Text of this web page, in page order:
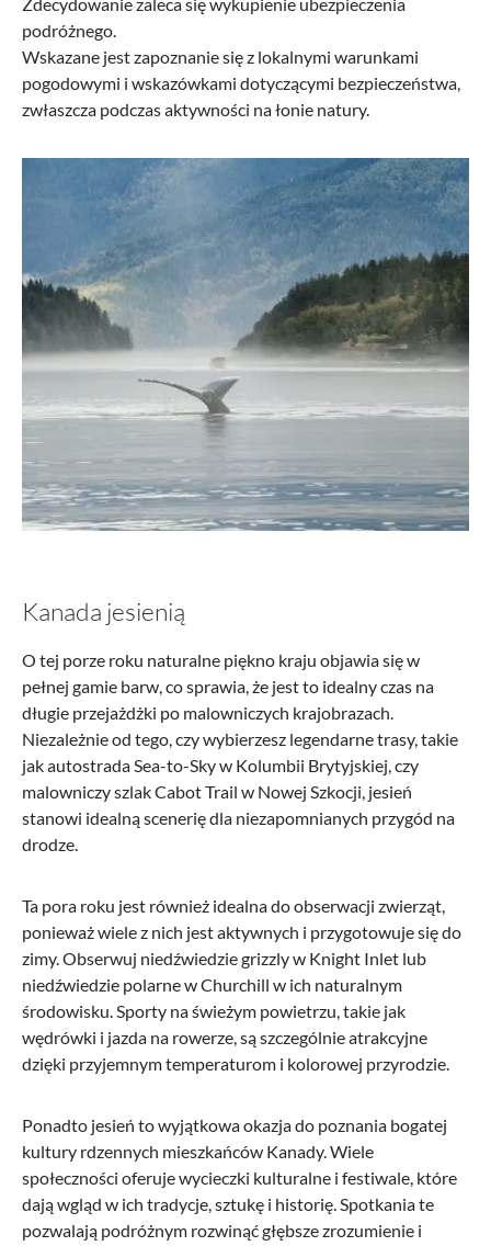
podróżnego.
Wskazane jest zapoznanie się z lokalnymi warunkami
pogodowymi i wskazówkami dotyczącymi bezpieczeństwa,
zwłaszcza podczas aktywności na łonie natury.
Kanada jesienią
O tej porze roku naturalne piękno kraju objawia się w
pełnej gamie barw, co sprawia, że jest to idealny czas na
długie przejażdżki po malowniczych krajobrazach.
Niezależnie od tego, czy wybierzesz legendarne trasy, takie
jak autostrada Sea-to-Sky w Kolumbii Brytyjskiej, czy
malowniczy szlak Cabot Trail w Nowej Szkocji, jesień
stanowi idealną scenerię dla niezapomnianych przygód na
drodze.
Ta pora roku jest również idealna do obserwacji zwierząt,
ponieważ wiele z nich jest aktywnych i przygotowuje się do
zimy. Obserwuj niedźwiedzie grizzly w Knight Inlet lub
niedźwiedzie polarne w Churchill w ich naturalnym
środowisku. Sporty na świeżym powietrzu, takie jak
wędrówki i jazda na rowerze, są szczególnie atrakcyjne
dzięki przyjemnym temperaturom i kolorowej przyrodzie.
Ponadto jesień to wyjątkowa okazja do poznania bogatej
kultury rdzennych mieszkańców Kanady. Wiele
społeczności oferuje wycieczki kulturalne i festiwale, które
dają wgląd w ich tradycje, sztukę i historię. Spotkania te
pozwalają podróżnym rozwinąć głębsze zrozumienie i